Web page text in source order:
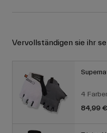
Vervollständigen sie ihr
4
84,99 €